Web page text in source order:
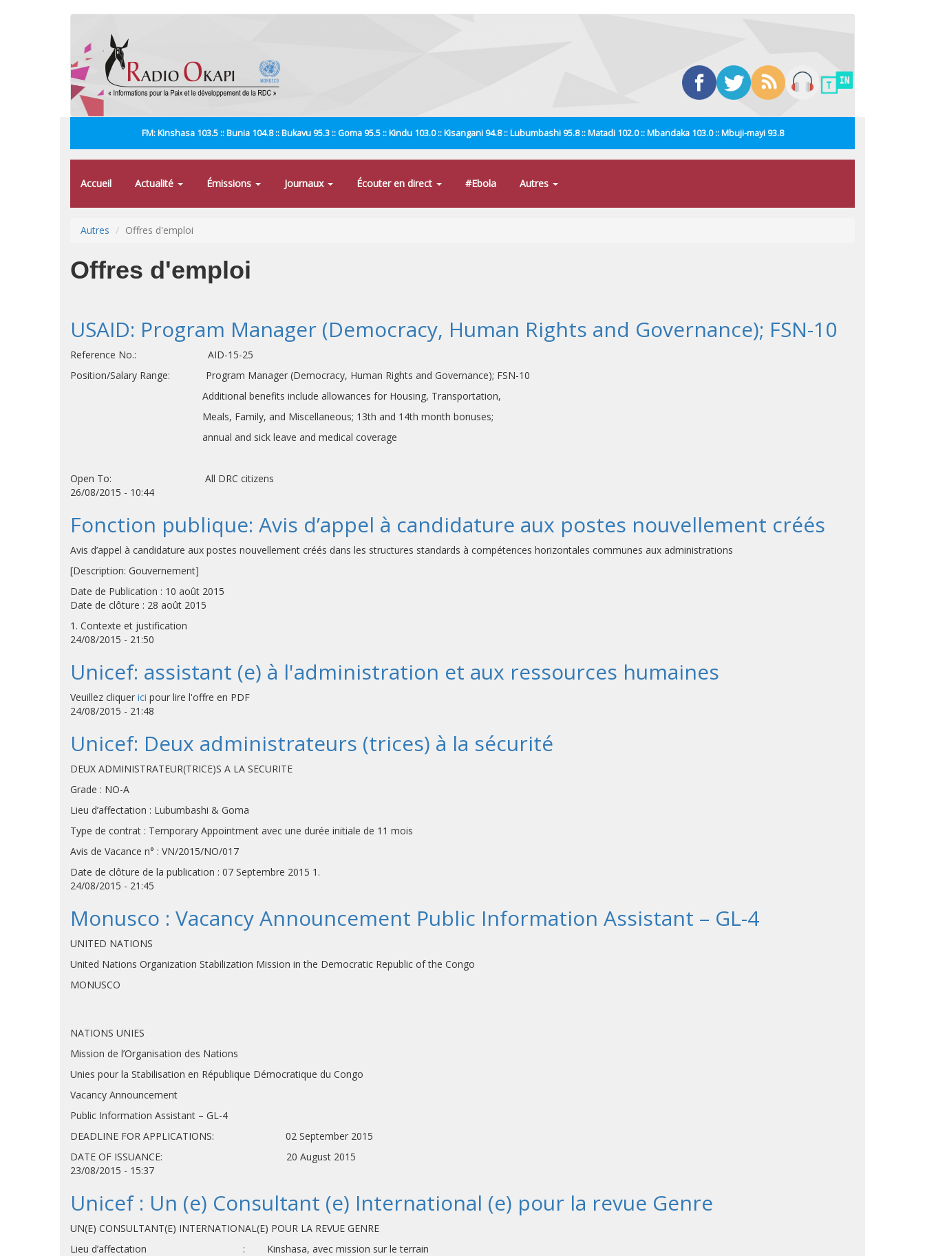
FM: Kinshasa 103.5 :: Bunia 104.8 :: Bukavu 95.3 :: Goma 95.5 :: Kindu 103.0 :: Kisangani 94.8 :: Lubumbashi 95.8 :: Matadi 102.0 :: Mbandaka 103.0 :: Mbuji-mayi 93.8
Accueil Actualité Émissions Journaux Écouter en direct #Ebola Autres
Autres Offres d'emploi
Offres d'emploi
USAID: Program Manager (Democracy, Human Rights and Governance); FSN-10
Reference No.: AID-15-25
Position/Salary Range: Program Manager (Democracy, Human Rights and Governance); FSN-10
Additional benefits include allowances for Housing, Transportation,
Meals, Family, and Miscellaneous; 13th and 14th month bonuses;
annual and sick leave and medical coverage
Open To: All DRC citizens
26/08/2015 - 10:44
Fonction publique: Avis d’appel à candidature aux postes nouvellement créés
Avis d’appel à candidature aux postes nouvellement créés dans les structures standards à compétences horizontales communes aux administrations
[Description: Gouvernement]
Date de Publication : 10 août 2015
Date de clôture : 28 août 2015
1. Contexte et justification
24/08/2015 - 21:50
Unicef: assistant (e) à l'administration et aux ressources humaines
Veuillez cliquer ici pour lire l'offre en PDF
24/08/2015 - 21:48
Unicef: Deux administrateurs (trices) à la sécurité
DEUX ADMINISTRATEUR(TRICE)S A LA SECURITE
Grade : NO-A
Lieu d’affectation : Lubumbashi & Goma
Type de contrat : Temporary Appointment avec une durée initiale de 11 mois
Avis de Vacance n° : VN/2015/NO/017
Date de clôture de la publication : 07 Septembre 2015 1.
24/08/2015 - 21:45
Monusco : Vacancy Announcement Public Information Assistant – GL-4
UNITED NATIONS
United Nations Organization Stabilization Mission in the Democratic Republic of the Congo
MONUSCO
NATIONS UNIES
Mission de l’Organisation des Nations
Unies pour la Stabilisation en République Démocratique du Congo
Vacancy Announcement
Public Information Assistant – GL-4
DEADLINE FOR APPLICATIONS: 02 September 2015
DATE OF ISSUANCE: 20 August 2015
23/08/2015 - 15:37
Unicef : Un (e) Consultant (e) International (e) pour la revue Genre
UN(E) CONSULTANT(E) INTERNATIONAL(E) POUR LA REVUE GENRE
Lieu d’affectation : Kinshasa, avec mission sur le terrain